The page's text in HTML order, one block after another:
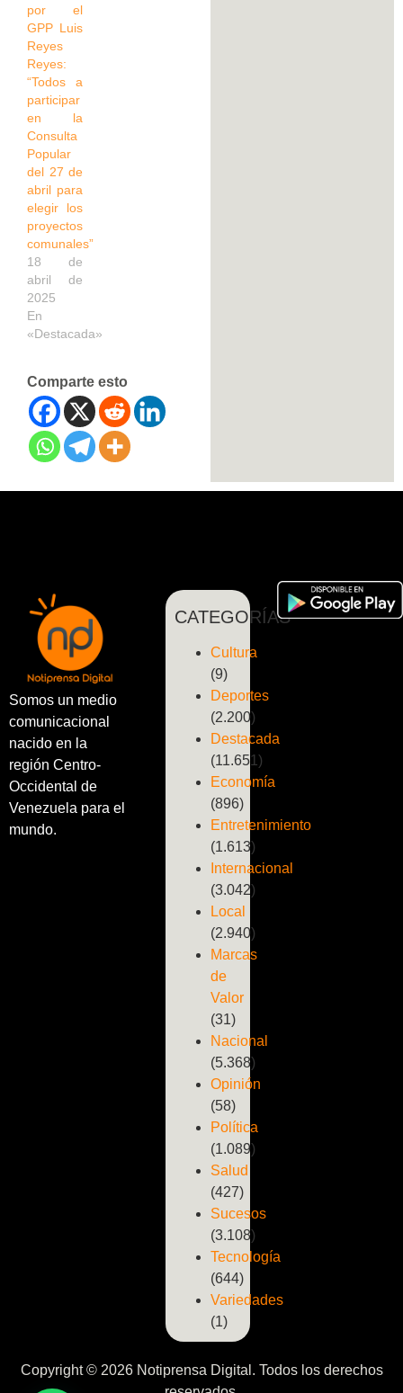
por el
GPP Luis
Reyes
Reyes:
“Todos a
participar
en la
Consulta
Popular
del 27 de
abril para
elegir los
proyectos
comunales”
18 de
abril de
2025
En
«Destacada»
Comparte esto
Somos un medio
comunicacional
nacido en la
región Centro-
Occidental de
Venezuela para el
mundo.
CATEGORÍAS
Cultura
(9)
Deportes
(2.200)
Destacada
(11.651)
Economía
(896)
Entretenimiento
(1.613)
Internacional
(3.042)
Local
(2.940)
Marcas
de
Valor
(31)
Nacional
(5.368)
Opinión
(58)
Política
(1.089)
Salud
(427)
Sucesos
(3.108)
Tecnología
(644)
Variedades
(1)
Copyright © 2026 Notiprensa Digital. Todos los derechos